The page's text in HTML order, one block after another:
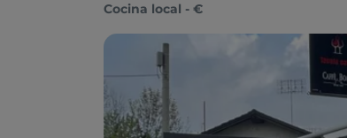
Cocina local - €